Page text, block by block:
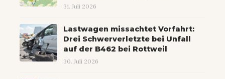
31. Juli 2026
Lastwagen missachtet Vorfahrt:
Drei Schwerverletzte bei Unfall
auf der B462 bei Rottweil
30. Juli 2026